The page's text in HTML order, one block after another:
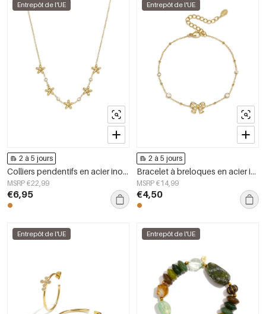
Entrepôt de l'UE
2 à 5 jours
Colliers pendentifs en acier inoxydable plaqué or 14 carats, collection Fleur Simple Daily Simple, bijoux pour femmes
MSRP €22,99
€6,95
Entrepôt de l'UE
2 à 5 jours
Bracelet à breloques en acier inoxydable plaqué or 14 carats, nœud papillon, collection Simple Daily, bijoux pour femmes
MSRP €14,99
€4,50
Entrepôt de l'UE Entrepôt de l'UE